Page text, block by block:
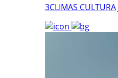
3CLIMAS CULTURA